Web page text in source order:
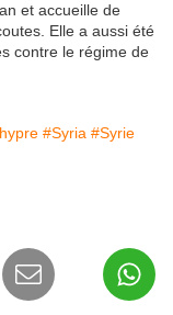
et accueille de
Elle a aussi été
contre le régime de
#Syria #Syrie